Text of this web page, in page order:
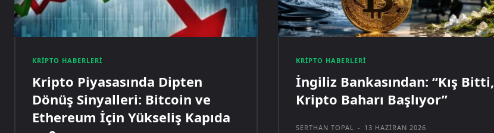
KRIPTO HABERLERI
Kripto Piyasasında Dipten
Dönüş Sinyalleri: Bitcoin ve
Ethereum İçin Yükseliş Kapıda
KRIPTO HABERLERI
İngiliz Bankasından: “Kış Bitti,
Kripto Baharı Başlıyor”
SERTHAN TOPAL - 13 HAZIRAN 2026